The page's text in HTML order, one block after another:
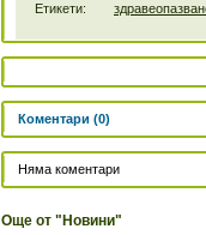
Етикети:
Коментари (0)
Няма коментари
Още от "Новини"